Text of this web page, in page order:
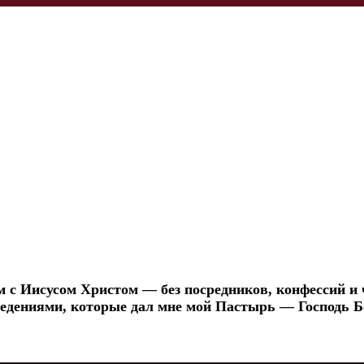
Христом — без посредников, конфессий и
которые дал мне мой Пастырь — Господь